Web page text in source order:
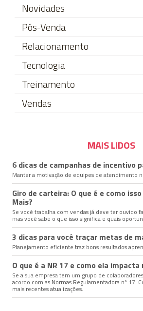
Novidades
Pós-Venda
Relacionamento
Tecnologia
Treinamento
Vendas
MAIS LIDOS
6 dicas de campanhas de incentivo
Manter a motivação de equipes de atendimento
Giro de carteira: O que é e como
Mais?
Se você trabalha com vendas já deve ter ouvido
mas você sabe o que isso significa e quais
3 dicas para você traçar metas de
Planejamento eficiente traz bons resultados
O que é a NR 17 e como ela
Se a sua empresa tem um grupo de
acordo com as Normas Regulamentadora nº 17.
mais recentes atualizações.